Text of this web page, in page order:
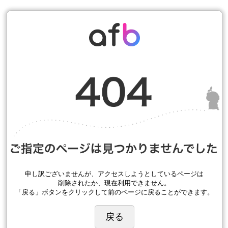
申し訳ございませんが、アクセスしようとしているページは
削除されたか、現在利用できません。
「戻る」ボタンをクリックして前のページに戻ることができます。
戻る